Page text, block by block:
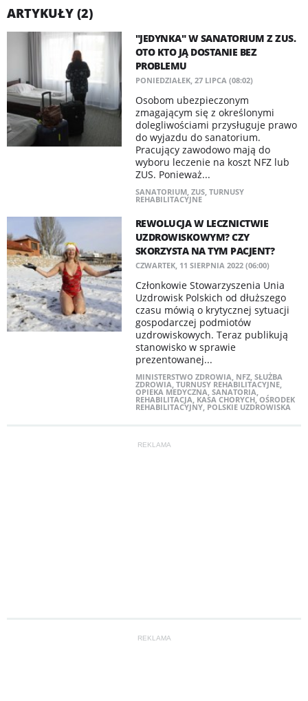
ARTYKUŁY (2)
"JEDYNKA" W SANATORIUM Z ZUS.
OTO KTO JĄ DOSTANIE BEZ
PROBLEMU
PONIEDZIAŁEK, 27 LIPCA (08:02)
Osobom ubezpieczonym
zmagającym się z określonymi
dolegliwościami przysługuje prawo
do wyjazdu do sanatorium.
Pracujący zawodowo mają do
wyboru leczenie na koszt NFZ lub
ZUS. Ponieważ...
SANATORIUM, ZUS, TURNUSY
REHABILITACYJNE
REWOLUCJA W LECZNICTWIE
UZDROWISKOWYM? CZY
SKORZYSTA NA TYM PACJENT?
CZWARTEK, 11 SIERPNIA 2022 (06:00)
Członkowie Stowarzyszenia Unia
Uzdrowisk Polskich od dłuższego
czasu mówią o krytycznej sytuacji
gospodarczej podmiotów
uzdrowiskowych. Teraz publikują
stanowisko w sprawie
prezentowanej...
MINISTERSTWO ZDROWIA, NFZ, SŁUŻBA
ZDROWIA, TURNUSY REHABILITACYJNE,
OPIEKA MEDYCZNA, SANATORIA,
REHABILITACJA, KASA CHORYCH,OŚRODEK
REHABILITACYJNY, POLSKIE UZDROWISKA
REKLAMA
REKLAMA